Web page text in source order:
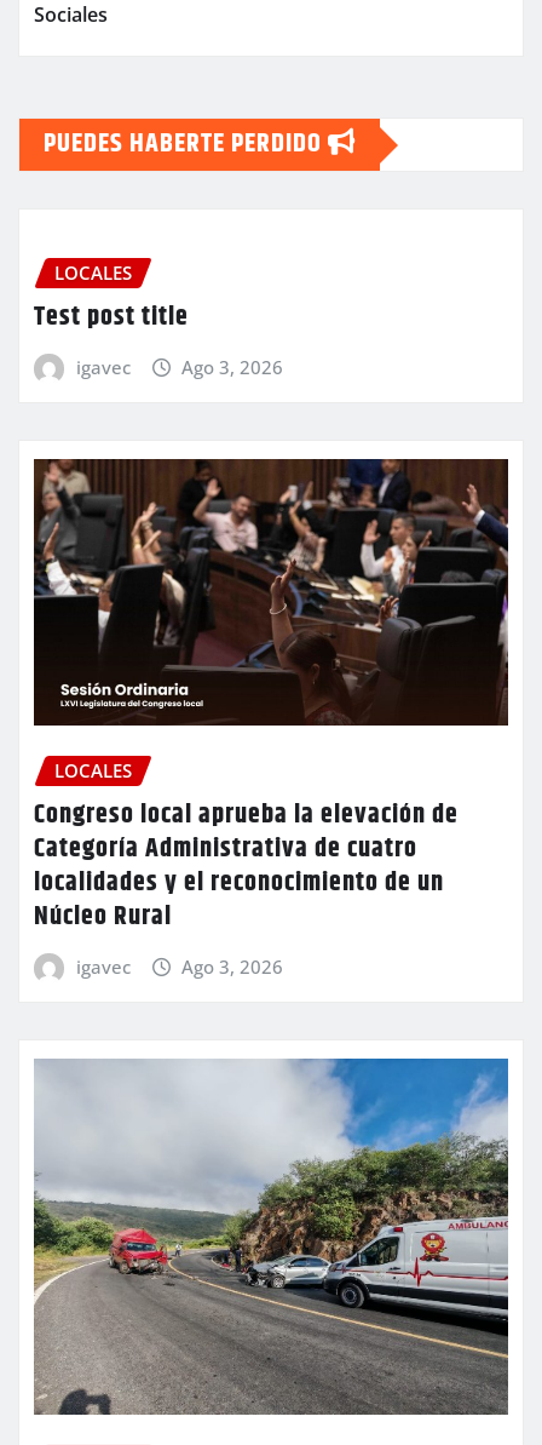
Sociales
PUEDES HABERTE PERDIDO
LOCALES
Test post title
igavec Ago 3, 2026
LOCALES
Congreso local aprueba la elevación de
Categoría Administrativa de cuatro
localidades y el reconocimiento de un
Núcleo Rural
igavec Ago 3, 2026